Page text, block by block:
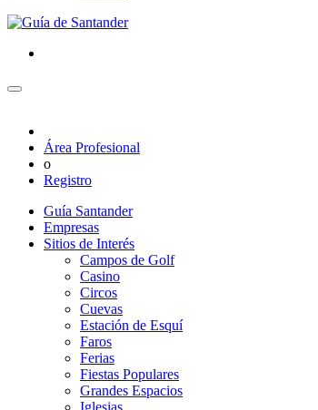
Área Profesional
o
Registro
Guía Santander
Empresas
Sitios de Interés
Campos de Golf
Casino
Circos
Cuevas
Estación de Esquí
Faros
Ferias
Fiestas Populares
Grandes Espacios
Iglesias